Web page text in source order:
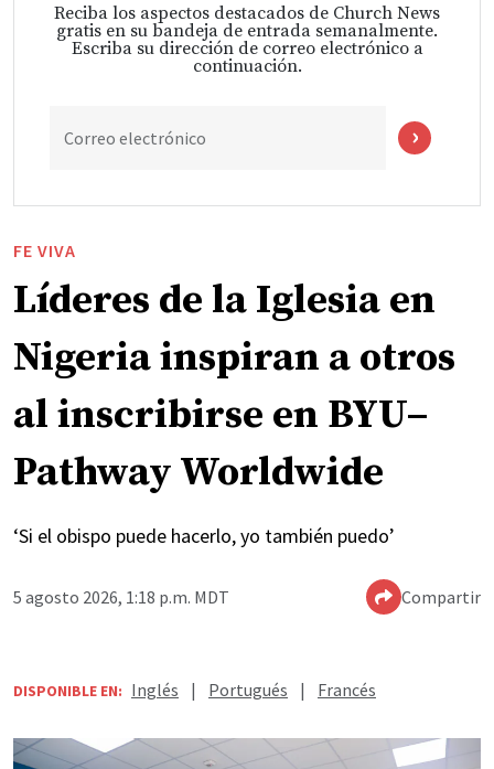
Reciba los aspectos destacados de Church News
gratis en su bandeja de entrada semanalmente.
Escriba su dirección de correo electrónico a
continuación.
Correo electrónico
FE VIVA
Líderes de la Iglesia en
Nigeria inspiran a otros
al inscribirse en BYU–
Pathway Worldwide
‘Si el obispo puede hacerlo, yo también puedo’
5 agosto 2026, 1:18 p.m. MDT Compartir
DISPONIBLE EN: Inglés | Portugués | Francés